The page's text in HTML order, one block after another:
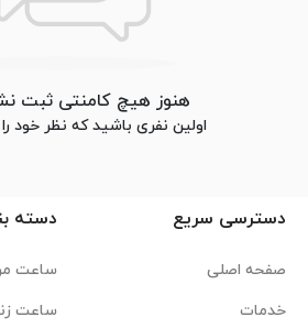
هنوز هیچ کامنتی ثبت
اولین نفری باشید که نظر خود
دسترسی سریع
صفحه اصلی
خدمات
دسته
ساعت
ساعت